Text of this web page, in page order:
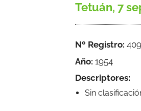
Tetuán, 7
Nº Registro:
Año: 1954
Descriptores:
Sin